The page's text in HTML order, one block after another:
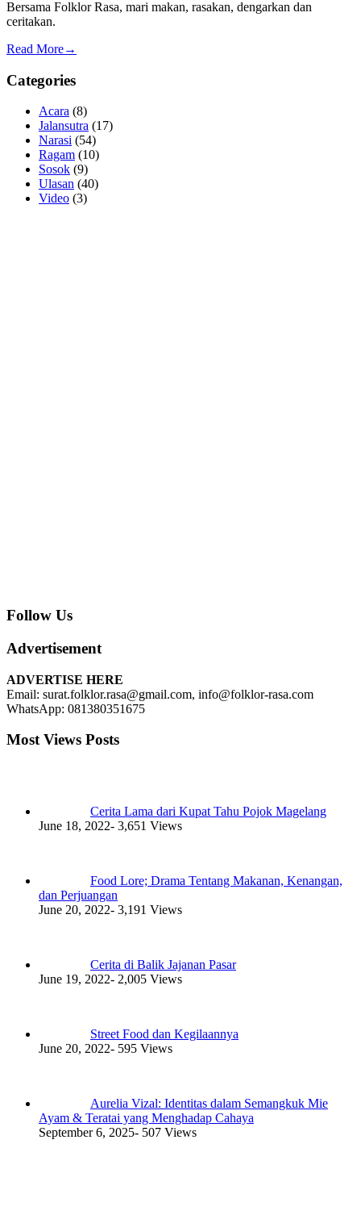
Bersama Folklor Rasa, mari makan, rasakan, dengarkan dan
ceritakan.
Read More→
Categories
Acara (8)
Jalansutra (17)
Narasi (54)
Ragam (10)
Sosok (9)
Ulasan (40)
Video (3)
Follow Us
Advertisement
ADVERTISE HERE
Email: surat.folklor.rasa@gmail.com, info@folklor-rasa.com
WhatsApp: 081380351675
Most Views Posts
Cerita Lama dari Kupat Tahu Pojok Magelang
June 18, 2022- 3,651 Views
Food Lore; Drama Tentang Makanan, Kenangan,
dan Perjuangan
June 20, 2022- 3,191 Views
Cerita di Balik Jajanan Pasar
June 19, 2022- 2,005 Views
Street Food dan Kegilaannya
June 20, 2022- 595 Views
Aurelia Vizal: Identitas dalam Semangkuk Mie
Ayam & Teratai yang Menghadap Cahaya
September 6, 2025- 507 Views